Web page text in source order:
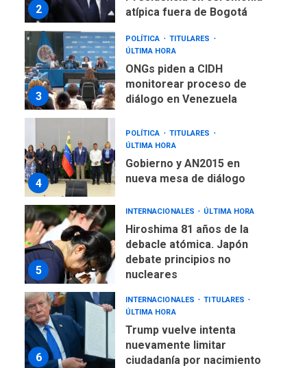
2
atípica fuera de Bogotá
3
POLÍTICA
TITULARES
ÚLTIMA HORA
ONGs piden a CIDH
monitorear proceso de
diálogo en Venezuela
4
POLÍTICA
TITULARES
ÚLTIMA HORA
Gobierno y AN2015 en
nueva mesa de diálogo
5
INTERNACIONALES ÚLTIMA HORA
Hiroshima 81 años de la
debacle atómica. Japón
debate principios no
nucleares
6
INTERNACIONALES
TITULARES
ÚLTIMA HORA
Trump vuelve intenta
nuevamente limitar
ciudadanía por nacimiento